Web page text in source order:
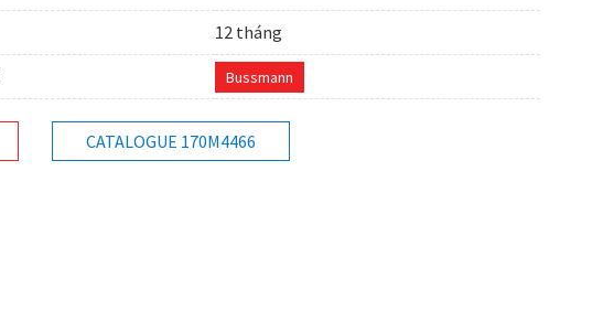
12 tháng
Bussmann
CATALOGUE 170M4466